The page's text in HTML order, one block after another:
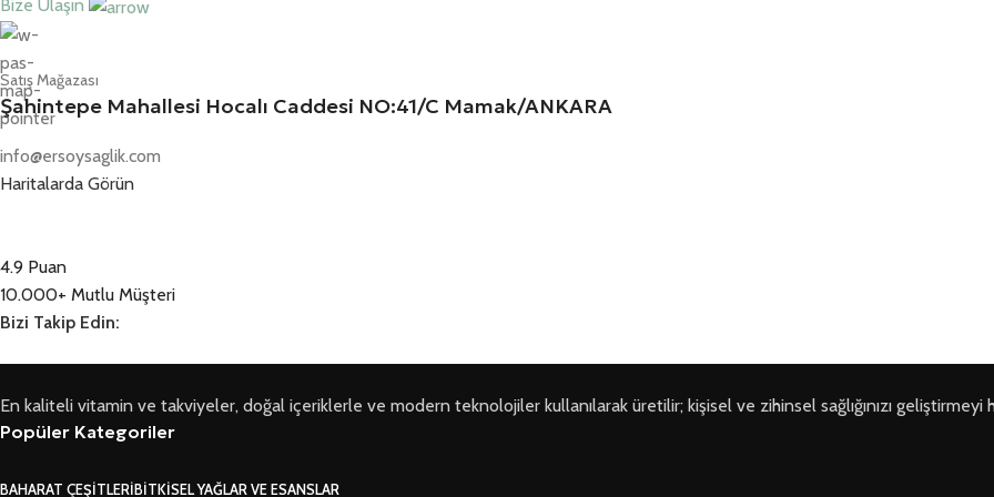
Bize Ulaşın
Satış Mağazası
Şahintepe Mahallesi Hocalı Caddesi NO:41/C Mamak/ANKARA
info@ersoysaglik.com
Haritalarda Görün
4.9 Puan
10.000+ Mutlu Müşteri
Bizi Takip Edin:
En kaliteli vitamin ve takviyeler, doğal içeriklerle ve modern teknolojiler kullanılarak üretilir; kişisel ve zihinsel sağlığınızı geliştirmeyi
Popüler Kategoriler
BAHARAT ÇEŞITLERIBITKISEL YAĞLAR VE ESANSLAR